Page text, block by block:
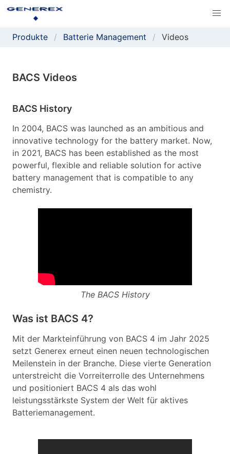
Produkte Batterie Management Videos
BACS Videos
BACS History
In 2004, BACS was launched as an ambitious and
innovative technology for the battery market. Now,
in 2021, BACS has been established as the most
powerful, flexible and reliable solution for active
battery management that is compatible to any
chemistry.
The BACS History
Was ist BACS 4?
Mit der Markteinführung von BACS 4 im Jahr 2025
setzt Generex erneut einen neuen technologischen
Meilenstein in der Branche. Diese vierte Generation
unterstreicht die Vorreiterrolle des Unternehmens
und positioniert BACS 4 als das wohl
leistungsstärkste System der Welt für aktives
Batteriemanagement.